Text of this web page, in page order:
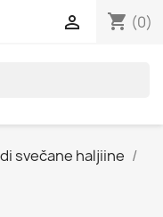
shopping_cart (0)

svečane haljiine